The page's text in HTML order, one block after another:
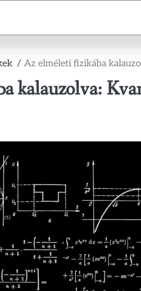
Az elméleti fizikába
kalauzolva: